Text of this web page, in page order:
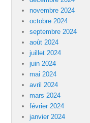
novembre 2024
octobre 2024
septembre 2024
août 2024
juillet 2024
juin 2024
mai 2024
avril 2024
mars 2024
février 2024
janvier 2024